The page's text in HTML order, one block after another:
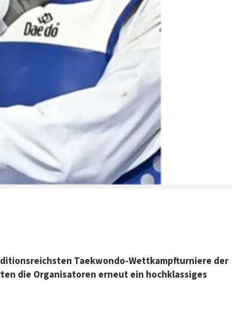
Taekwondo-Wettkampfturniere der
die Organisatoren erneut ein hochklassiges